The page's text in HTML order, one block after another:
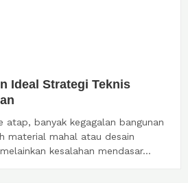
Ideal Strategi Teknis
atap, banyak kegagalan bangunan
material mahal atau desain
kesalahan mendasar...